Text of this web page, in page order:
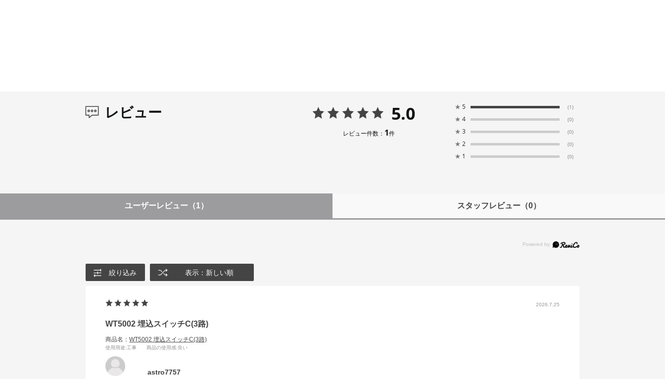
レビュー 5.0
レビュー件数： 1件
★ 5 (1)
★ 4 (0)
★ 3 (0)
★ 2 (0)
★ 1 (0)
ユーザーレビュー （1） スタッフレビュー（0）
絞り込み 表示：新しい順
2026.7.25
WT5002 埋込スイッチC(3路)
商品名：WT5002 埋込スイッチC(3路)
使用用途:工事 商品の使用感:良い
astro7757